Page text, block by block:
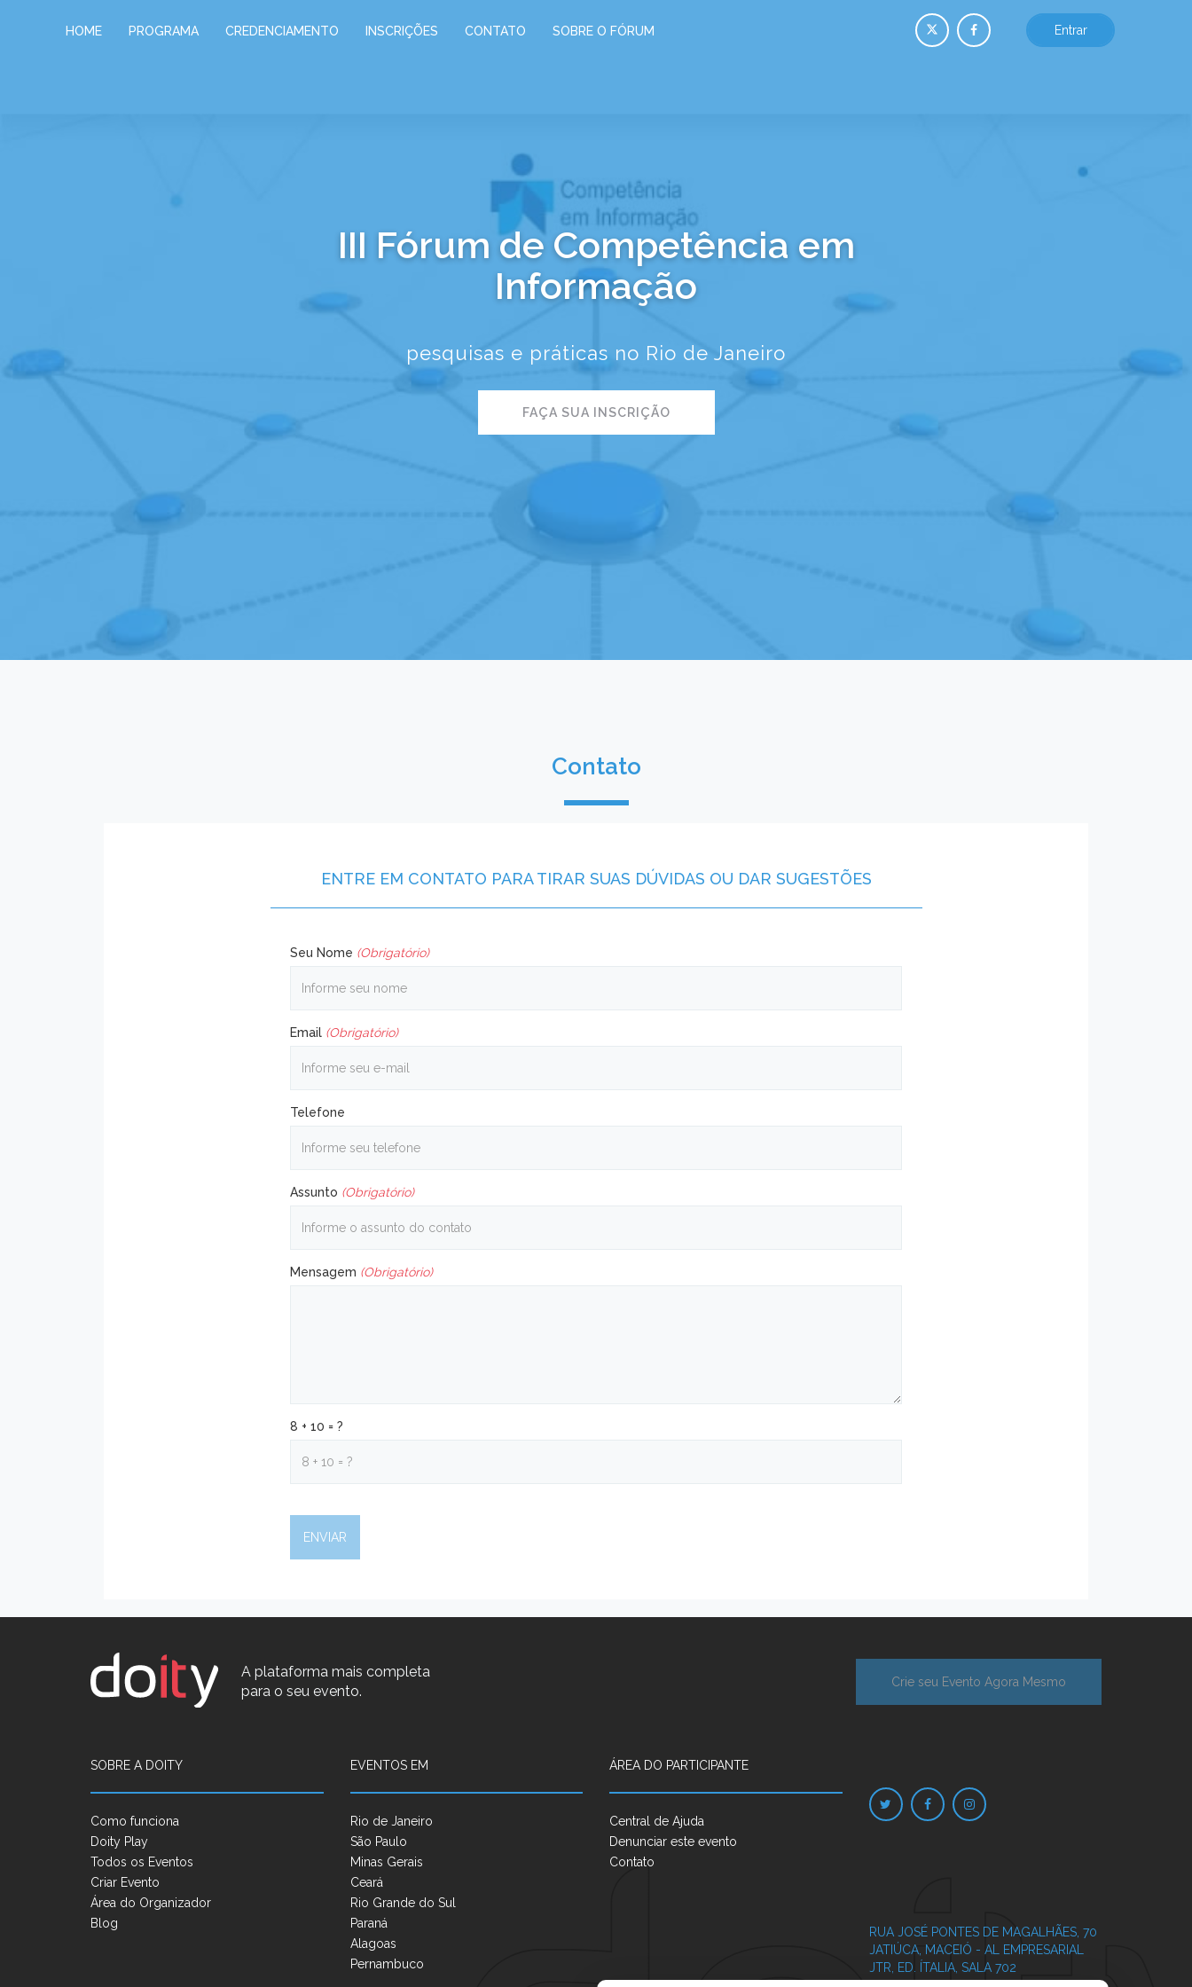
HOME PROGRAMA CREDENCIAMENTO INSCRIÇÕES CONTATO SOBRE O FÓRUM Entrar
III Fórum de Competência em
Informação
pesquisas e práticas no Rio de Janeiro
FAÇA SUA INSCRIÇÃO
Contato
ENTRE EM CONTATO PARA TIRAR SUAS DÚVIDAS OU DAR SUGESTÕES
Seu Nome (Obrigatório)
Email (Obrigatório)
Telefone
Assunto (Obrigatório)
Mensagem (Obrigatório)
8 + 10 = ?
A plataforma mais completa
para o seu evento.
Crie seu Evento Agora Mesmo
SOBRE A DOITY
Como funciona
Doity Play
Todos os Eventos
Criar Evento
Área do Organizador
Blog
EVENTOS EM
Rio de Janeiro
São Paulo
Minas Gerais
Ceará
Rio Grande do Sul
Paraná
Alagoas
Pernambuco
ÁREA DO PARTICIPANTE
Central de Ajuda
Denunciar este evento
Contato
RUA JOSÉ PONTES DE MAGALHÃES, 70
JATIÚCA, MACEIÓ - AL EMPRESARIAL
JTR, ED. ÍTALIA, SALA 702